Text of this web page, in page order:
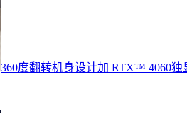
360度翻转机身设计加 RTX™ 4060独